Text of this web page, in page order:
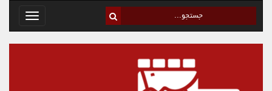
Toggle